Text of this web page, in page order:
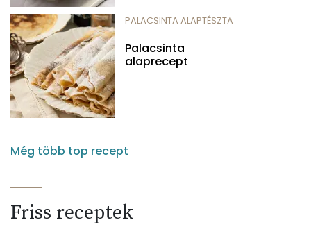
PALACSINTA ALAPTÉSZTA
Palacsinta
alaprecept
Még több top recept
Friss receptek